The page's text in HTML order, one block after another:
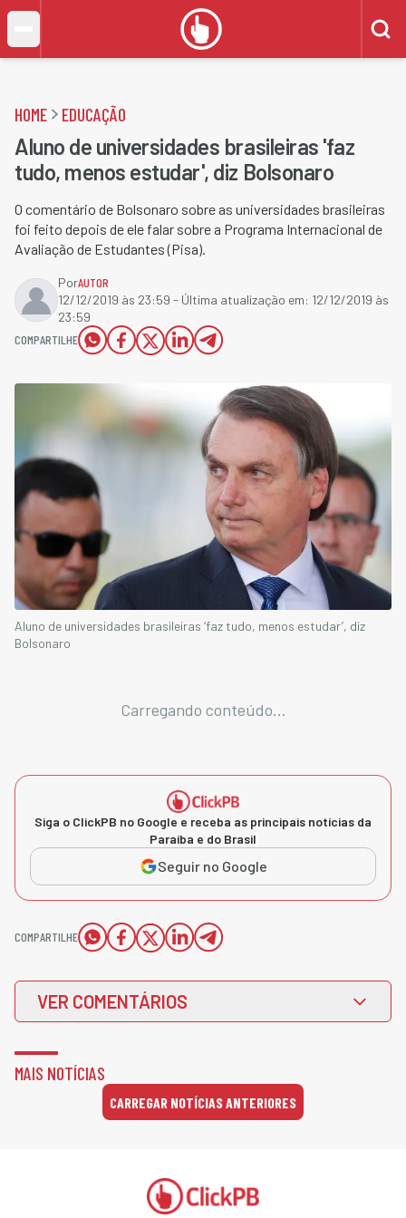
HOME EDUCAÇÃO
Aluno de universidades brasileiras 'faz
tudo, menos estudar', diz Bolsonaro
O comentário de Bolsonaro sobre as universidades brasileiras
foi feito depois de ele falar sobre a Programa Internacional de
Avaliação de Estudantes (Pisa).
PorAUTOR
12/12/2019 às 23:59 - Última atualização em: 12/12/2019 às
23:59
COMPARTILHE
Aluno de universidades brasileiras ‘faz tudo, menos estudar’, diz
Bolsonaro
Carregando conteúdo...
Siga o ClickPB no Google e receba as principais notícias da
Paraíba e do Brasil
Seguir no Google
COMPARTILHE
VER COMENTÁRIOS
MAIS NOTÍCIAS
CARREGAR NOTÍCIAS ANTERIORES